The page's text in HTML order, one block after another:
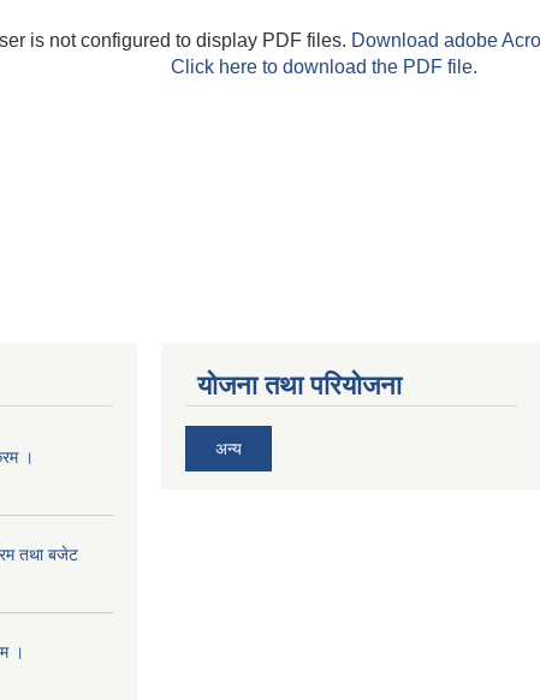
is not configured to display PDF files. Download adobe
Click here to download the PDF file.
।
तथा बजेट
।
योजना तथा परियोजना
अन्य